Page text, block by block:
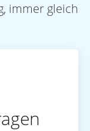
immer gleich